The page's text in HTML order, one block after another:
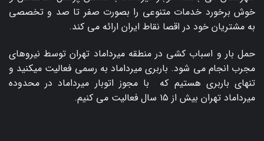
خوش برخورد خدمات متنوعی را بصورت صفر تا صد و تخصصی
به مشتریان خود در اقصا نقاط ایران ارائه می کند.
حمل بار و اسباب کشی در منطقه میرداماد تهران توسط نیروهای
مجرب انجام می شود. باربری میرداماد به رسمی فعالیت میکنید و
تنهای باربری هستیم که با مجوز اتوبار میرداماد در محدوده
میرداماد تهران بیش از ۱۵ سال فعالیت می کنیم.